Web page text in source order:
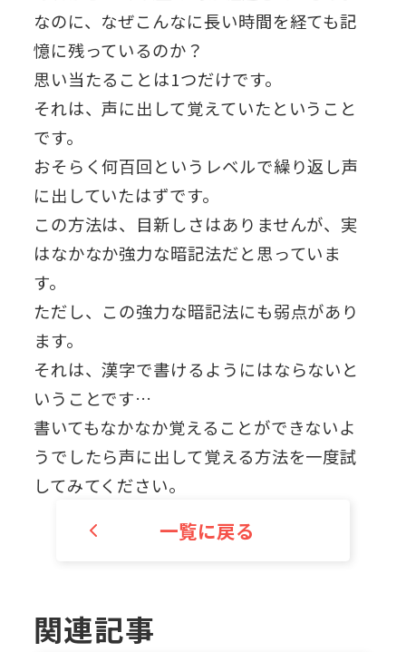
なのに、なぜこんなに長い時間を経ても記
憶に残っているのか？
思い当たることは1つだけです。
それは、声に出して覚えていたということ
です。
おそらく何百回というレベルで繰り返し声
に出していたはずです。
この方法は、目新しさはありませんが、実
はなかなか強力な暗記法だと思っていま
す。
ただし、この強力な暗記法にも弱点があり
ます。
それは、漢字で書けるようにはならないと
いうことです…
書いてもなかなか覚えることができないよ
うでしたら声に出して覚える方法を一度試
してみてください。
一覧に戻る
関連記事